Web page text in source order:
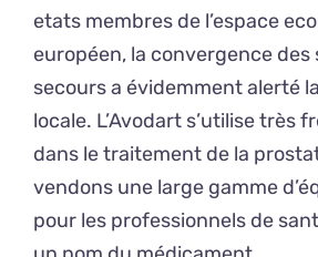
etats membres de l’espace
européen, la convergence des
secours a évidemment alerté
locale. L’Avodart s’utilise très
dans le traitement de la
vendons une large gamme
pour les professionnels de